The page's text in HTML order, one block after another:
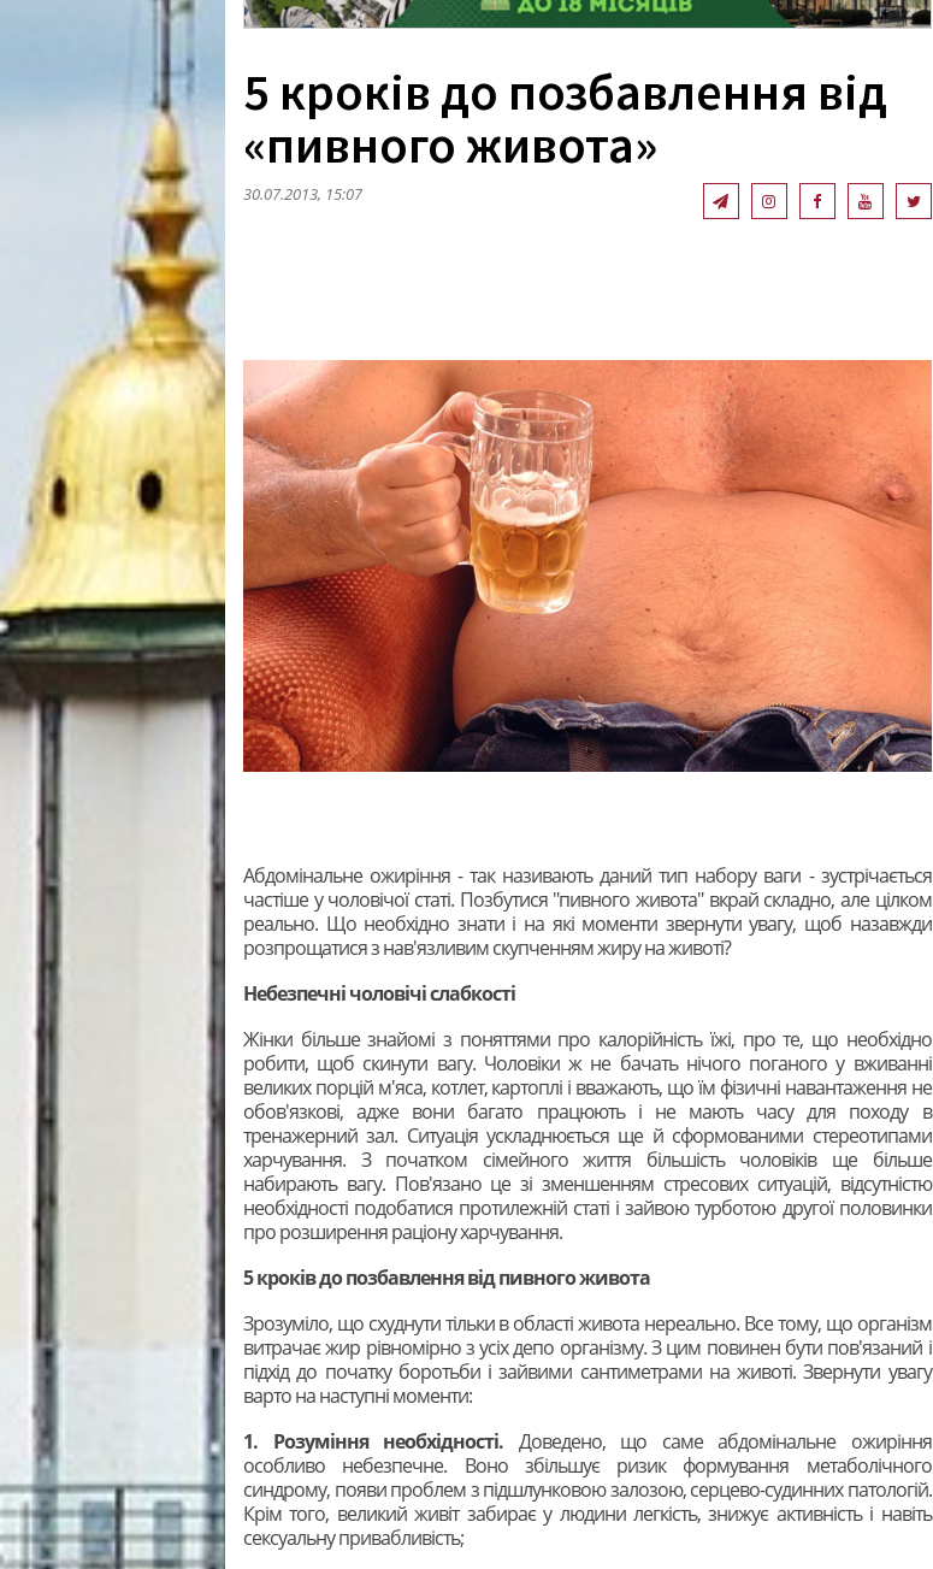
5 кроків до позбавлення від
«пивного живота»
30.07.2013, 15:07
Абдомінальне ожиріння - так називають даний тип набору ваги - зустрічається
частіше у чоловічої статі. Позбутися "пивного живота" вкрай складно, але цілком
реально. Що необхідно знати і на які моменти звернути увагу, щоб назавжди
розпрощатися з нав'язливим скупченням жиру на животі?
Небезпечні чоловічі слабкості
Жінки більше знайомі з поняттями про калорійність їжі, про те, що необхідно
робити, щоб скинути вагу. Чоловіки ж не бачать нічого поганого у вживанні
великих порцій м'яса, котлет, картоплі і вважають, що їм фізичні навантаження не
обов'язкові, адже вони багато працюють і не мають часу для походу в
тренажерний зал. Ситуація ускладнюється ще й сформованими стереотипами
харчування. З початком сімейного життя більшість чоловіків ще більше
набирають вагу. Пов'язано це зі зменшенням стресових ситуацій, відсутністю
необхідності подобатися протилежній статі і зайвою турботою другої половинки
про розширення раціону харчування.
5 кроків до позбавлення від пивного живота
Зрозуміло, що схуднути тільки в області живота нереально. Все тому, що організм
витрачає жир рівномірно з усіх депо організму. З цим повинен бути пов'язаний і
підхід до початку боротьби і зайвими сантиметрами на животі. Звернути увагу
варто на наступні моменти:
1. Розуміння необхідності. Доведено, що саме абдомінальне ожиріння
особливо небезпечне. Воно збільшує ризик формування метаболічного
синдрому, появи проблем з підшлунковою залозою, серцево-судинних патологій.
Крім того, великий живіт забирає у людини легкість, знижує активність і навіть
сексуальну привабливість;